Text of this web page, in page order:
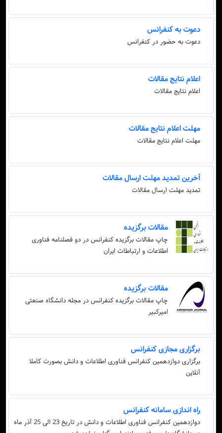
دعوت به کنفرانس
دعوت به حضور در کنفرانس
اعلام نتایج مقالات
اعلام نتایج مقالات
مهلت اعلام نتایج مقالات
مهلت اعلام نتایج مقالات
آخرین تمدید مهلت ارسال مقالات
تمدید مهلت ارسال مقالات
مقالات برگزیده
چاپ مقالات برگزیده کنفرانس در دو فصلنامه فناوری
اطلاعات و ارتباطات ایران
مقالات برگزیده
چاپ مقالات برگزیده کنفرانس در مجله دانشگاه صنعتی
امیرکبیر
برگزاری مجازی کنفرانس
برگزاری دوازدهمین کنفرانس فناوری اطلاعات و دانش بصورت کاملا
آنلاین
راه اندازی سامانه کنفرانس
دوازدهمین کنفرانس فناوری اطلاعات و دانش در تاریخ 23 الی 25 آذر ماه